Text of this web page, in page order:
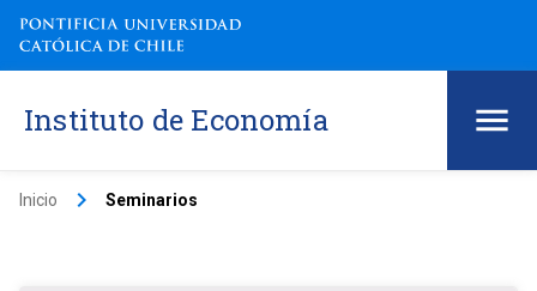
Instituto de Economía
Inicio keyboard_arrow_right Seminarios